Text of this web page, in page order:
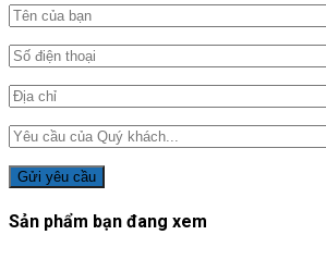
Sản phẩm bạn đang xem